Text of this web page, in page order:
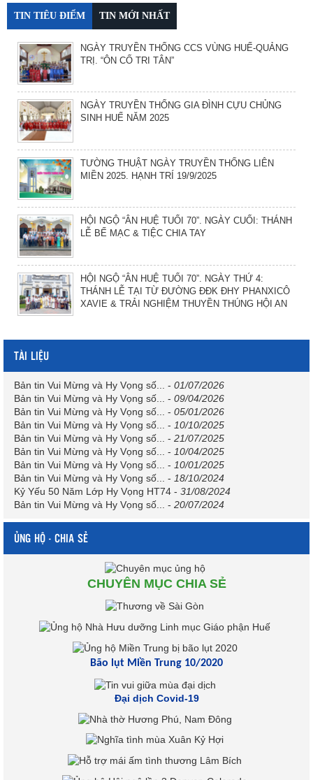
TIN TIÊU ĐIỂM TIN MỚI NHẤT
NGÀY TRUYỀN THỐNG CCS VÙNG HUẾ-QUẢNG
TRỊ. “ÔN CỐ TRI TÂN”
NGÀY TRUYỀN THỐNG GIA ĐÌNH CỰU CHỦNG
SINH HUẾ NĂM 2025
TƯỜNG THUẬT NGÀY TRUYỀN THỐNG LIÊN
MIỀN 2025. HẠNH TRÍ 19/9/2025
HỘI NGỘ “ÂN HUỆ TUỔI 70”. NGÀY CUỐI: THÁNH
LỄ BẾ MẠC & TIỆC CHIA TAY
HỘI NGỘ “ÂN HUỆ TUỔI 70”. NGÀY THỨ 4:
THÁNH LỄ TẠI TỪ ĐƯỜNG ĐĐK ĐHY PHANXICÔ
XAVIE & TRẢI NGHIỆM THUYỀN THÚNG HỘI AN
TÀI LIỆU
Bản tin Vui Mừng và Hy Vọng số... - 01/07/2026
Bản tin Vui Mừng và Hy Vọng số...
- 09/04/2026
Bản tin Vui Mừng và Hy Vọng số...
- 05/01/2026
Bản tin Vui Mừng và Hy Vọng số...
- 10/10/2025
Bản tin Vui Mừng và Hy Vọng số...
- 21/07/2025
Bản tin Vui Mừng và Hy Vọng số...
- 10/04/2025
Bản tin Vui Mừng và Hy Vọng số...
- 10/01/2025
Bản tin Vui Mừng và Hy Vọng số...
- 18/10/2024
Kỷ Yếu 50 Năm Lớp Hy Vọng HT74 - 31/08/2024
Bản tin Vui Mừng và Hy Vọng số...
- 20/07/2024
ỦNG HỘ - CHIA SẺ
CHUYÊN MỤC CHIA SẺ
Bão lụt Miền Trung 10/2020
Đại dịch Covid-19